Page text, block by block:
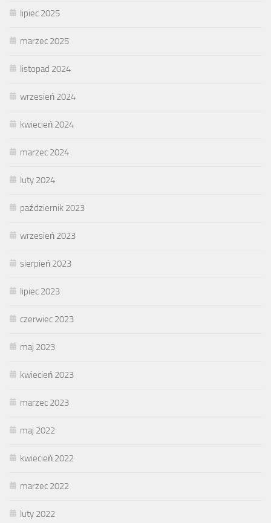
lipiec 2025
marzec 2025
listopad 2024
wrzesień 2024
kwiecień 2024
marzec 2024
luty 2024
październik 2023
wrzesień 2023
sierpień 2023
lipiec 2023
czerwiec 2023
maj 2023
kwiecień 2023
marzec 2023
maj 2022
kwiecień 2022
marzec 2022
luty 2022